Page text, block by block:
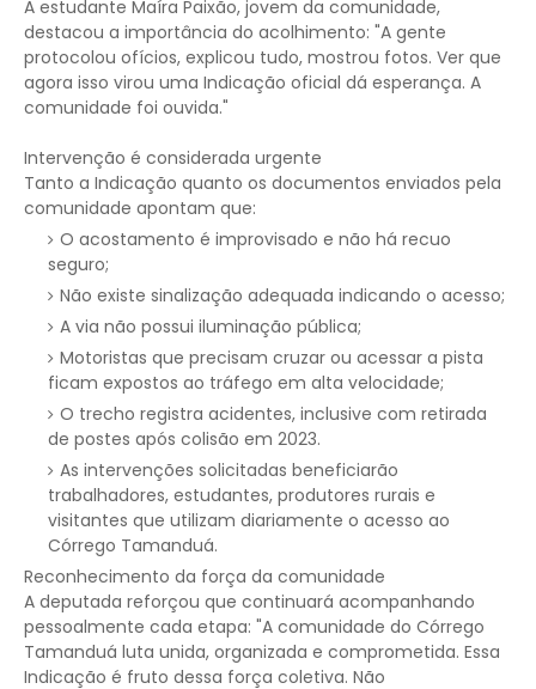
A estudante Maíra Paixão, jovem da comunidade,
destacou a importância do acolhimento: "A gente
protocolou ofícios, explicou tudo, mostrou fotos. Ver que
agora isso virou uma Indicação oficial dá esperança. A
comunidade foi ouvida."
Intervenção é considerada urgente
Tanto a Indicação quanto os documentos enviados pela
comunidade apontam que:
O acostamento é improvisado e não há recuo
seguro;
Não existe sinalização adequada indicando o acesso;
A via não possui iluminação pública;
Motoristas que precisam cruzar ou acessar a pista
ficam expostos ao tráfego em alta velocidade;
O trecho registra acidentes, inclusive com retirada
de postes após colisão em 2023.
As intervenções solicitadas beneficiarão
trabalhadores, estudantes, produtores rurais e
visitantes que utilizam diariamente o acesso ao
Córrego Tamanduá.
Reconhecimento da força da comunidade
A deputada reforçou que continuará acompanhando
pessoalmente cada etapa: "A comunidade do Córrego
Tamanduá luta unida, organizada e comprometida. Essa
Indicação é fruto dessa força coletiva. Não